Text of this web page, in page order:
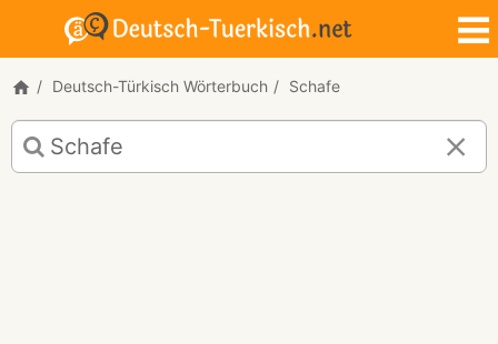
Deutsch-Türkisch Wörterbuch Schafe
Deutsch-
Türkisch
Übersetzung